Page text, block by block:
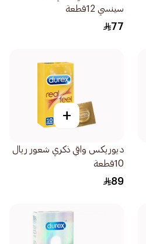
سينسي 12قطعة
77
+
ديوريكس واقي ذكري شعور ريال
10قطعة
89